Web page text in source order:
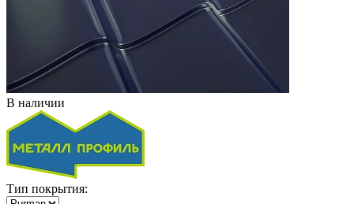
В наличии
Тип покрытия: